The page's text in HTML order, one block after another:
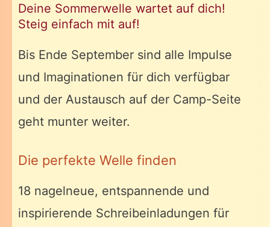
Deine Sommerwelle wartet auf dich!
Steig einfach mit auf!
Bis Ende September sind alle Impulse
und Imaginationen für dich verfügbar
und der Austausch auf der Camp-Seite
geht munter weiter.
Die perfekte Welle finden
18 nagelneue, entspannende und
inspirierende Schreibeinladungen für